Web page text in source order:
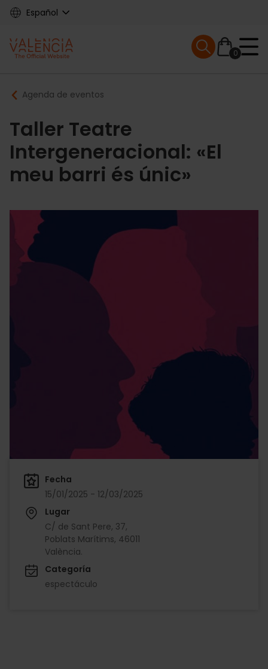
Skip
content
Español
Main
navigation
0
Mobile menu
Breadcrumb
Agenda de eventos
Taller Teatre
Intergeneracional: «El
meu barri és únic»
Fecha
15/01/2025 - 12/03/2025
Lugar
C/ de Sant Pere, 37,
Poblats Marítims, 46011
València.
Categoría
espectáculo